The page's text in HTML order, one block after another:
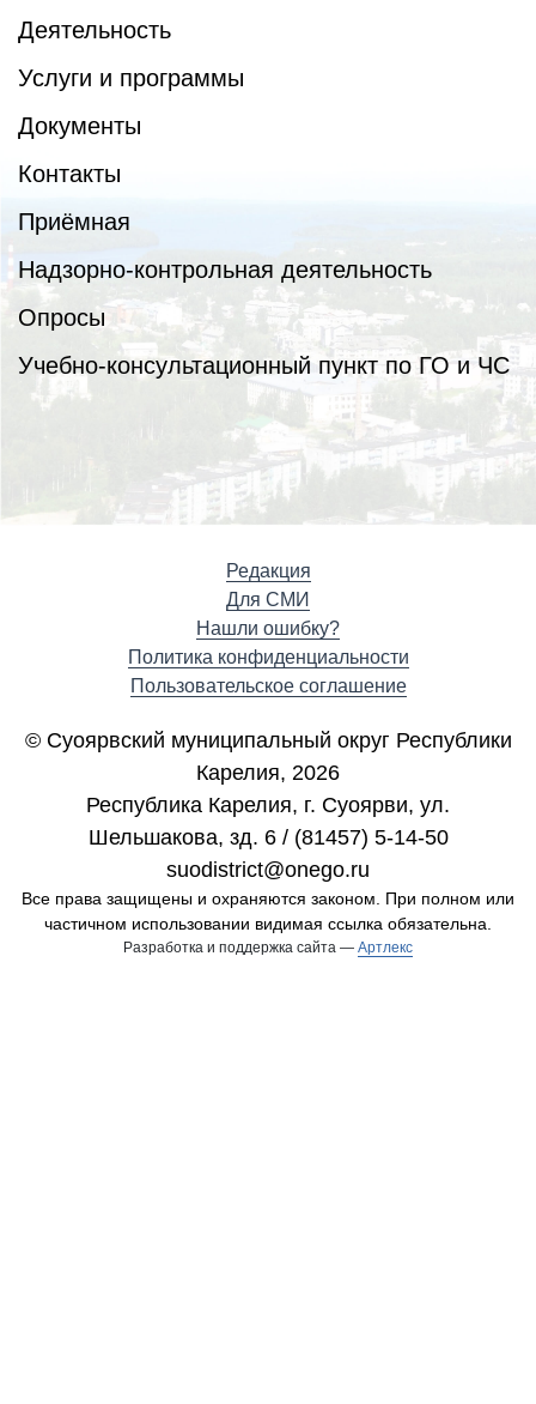
Деятельность
Услуги и программы
Документы
Контакты
Приёмная
Надзорно-контрольная деятельность
Опросы
Учебно-консультационный пункт по ГО и ЧС
Редакция
Для СМИ
Нашли ошибку?
Политика конфиденциальности
Пользовательское соглашение
© Суоярвский муниципальный округ Республики
Карелия, 2026
Республика Карелия, г. Cуоярви, ул.
Шельшакова, зд. 6 / (81457) 5-14-50
suodistrict@onego.ru
Все права защищены и охраняются законом. При полном или
частичном использовании видимая ссылка обязательна.
Разработка и поддержка сайта — Артлекс